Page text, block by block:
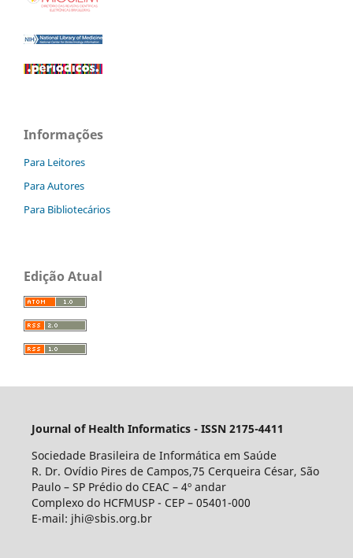
Informações
Para Leitores
Para Autores
Para Bibliotecários
Edição Atual
Journal of Health Informatics - ISSN 2175-4411
Sociedade Brasileira de Informática em Saúde
R. Dr. Ovídio Pires de Campos,75 Cerqueira César, São
Paulo – SP Prédio do CEAC – 4º andar
Complexo do HCFMUSP - CEP – 05401-000
E-mail: jhi@sbis.org.br